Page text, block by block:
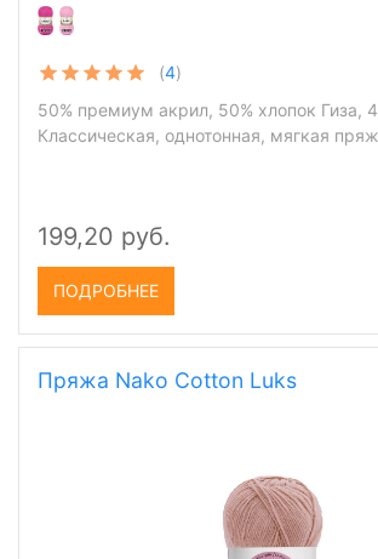
(4)
50% премиум акрил, 50% хлопок Гиза,
Классическая, однотонная, мягкая
199,20 руб.
ПОДРОБНЕЕ
Пряжа Nako Cotton Luks